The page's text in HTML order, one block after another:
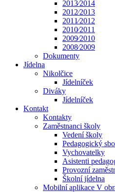
2013⁄2014
2012⁄2013
2011⁄2012
2010⁄2011
2009⁄2010
2008⁄2009
Dokumenty
Jídelna
Nikolčice
Jídelníček
Diváky
Jídelníček
Kontakt
Kontakty
Zaměstnanci školy
Vedení školy
Pedagogický
Vychovatelky
Asistenti
Provozní
Školní jídelna
Mobilní aplikace V